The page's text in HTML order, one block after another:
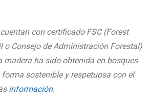
con certificado FSC (Forest
o Consejo de Administración Forestal)
madera ha sido obtenida en bosques
sostenible y respetuosa con el
información.